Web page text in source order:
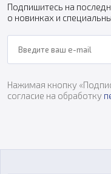
Подпишитесь на
о новинках и
Нажимая кнопку
согласие на обработку